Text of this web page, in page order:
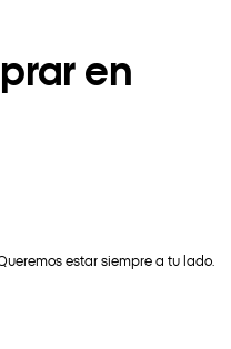
en
estar siempre a tu lado.